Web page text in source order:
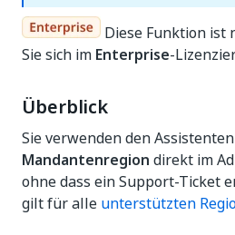
Diese Funktion ist
Sie sich im Enterprise-
Überblick
Sie verwenden den Assistenten
Mandantenregion direkt im
ohne dass ein Support-Ticket
gilt für alle unterstützten